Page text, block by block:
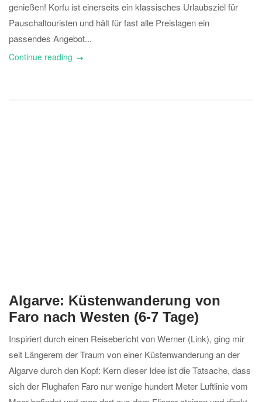
genießen! Korfu ist einerseits ein klassisches Urlaubsziel für
Pauschaltouristen und hält für fast alle Preislagen ein
passendes Angebot...
Continue reading
Algarve: Küstenwanderung von
Faro nach Westen (6-7 Tage)
Inspiriert durch einen Reisebericht von Werner (Link), ging mir
seit Längerem der Traum von einer Küstenwanderung an der
Algarve durch den Kopf: Kern dieser Idee ist die Tatsache, dass
sich der Flughafen Faro nur wenige hundert Meter Luftlinie vom